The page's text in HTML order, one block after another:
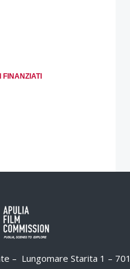
FINANZIATI
– Lungomare Starita 1 –